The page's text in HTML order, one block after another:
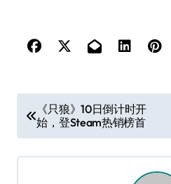
章
导
《只狼》10日倒计时开
始，登Steam热销榜首